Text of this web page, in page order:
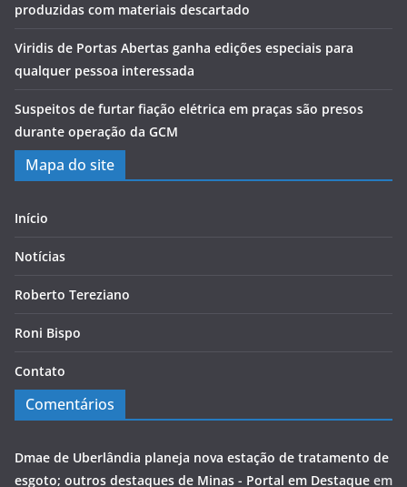
produzidas com materiais descartado
Viridis de Portas Abertas ganha edições especiais para
qualquer pessoa interessada
Suspeitos de furtar fiação elétrica em praças são presos
durante operação da GCM
Mapa do site
Início
Notícias
Roberto Tereziano
Roni Bispo
Contato
Comentários
Dmae de Uberlândia planeja nova estação de tratamento de
esgoto; outros destaques de Minas - Portal em Destaque em